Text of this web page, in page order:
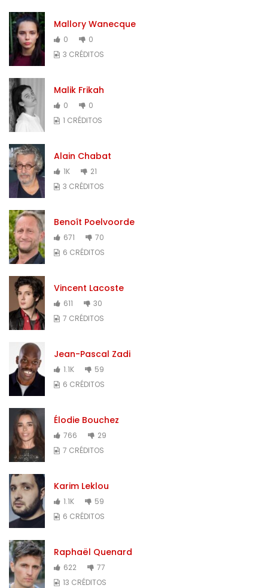
Mallory Wanecque
0
0
3 CRÉDITOS
Malik Frikah
0
0
1 CRÉDITOS
Alain Chabat
1K
21
3 CRÉDITOS
Benoît Poelvoorde
671
70
6 CRÉDITOS
Vincent Lacoste
611
30
7 CRÉDITOS
Jean-Pascal Zadi
1.1K
59
6 CRÉDITOS
Élodie Bouchez
766
29
7 CRÉDITOS
Karim Leklou
1.1K
59
6 CRÉDITOS
Raphaël Quenard
622
77
13 CRÉDITOS